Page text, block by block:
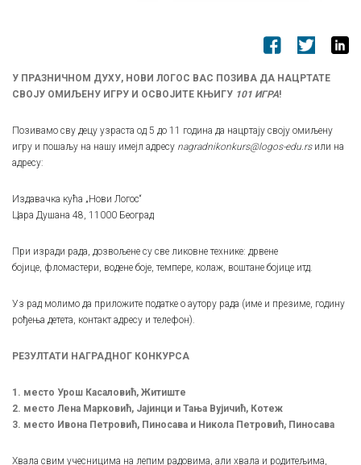
У ПРАЗНИЧНОМ ДУХУ, НОВИ ЛОГОС ВАС ПОЗИВА ДА НАЦРТАТЕ
СВОЈУ ОМИЉЕНУ ИГРУ И ОСВОЈИТЕ КЊИГУ 101 ИГРА!
Позивамо сву децу узраста од 5 до 11 година да нацртају своју омиљену
игру и пошаљу на нашу имејл адресу nagradnikonkurs@logos-edu.rsили на
адресу:
Издавачка кућа „Нови Логос“
Цара Душана 48, 11000 Београд
При изради рада, дозвољене су све ликовне технике: дрвене
бојице, фломастери, водене боје, темпере, колаж, воштане бојице итд.
Уз рад молимо да приложите податке о аутору рада (име и презиме, годину
рођења детета, контакт адресу и телефон).
РЕЗУЛТАТИ НАГРАДНОГ КОНКУРСА
1. место Урош Касаловић, Житиште
2. место Лена Марковић, Јајинци и Тања Вујичић, Котеж
3. место Ивона Петровић, Пиносава и Никола Петровић, Пиносава
Хвала свим учесницима на лепим радовима, али хвала и родитељима,